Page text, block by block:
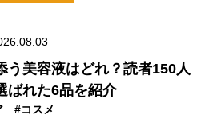
う美容液はどれ？読者150人
ばれた6品を紹介
#コスメ